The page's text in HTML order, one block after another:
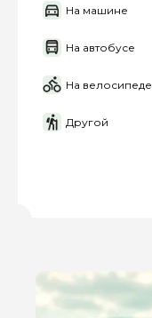
На машине
На автобусе
На велосипеде
Другой